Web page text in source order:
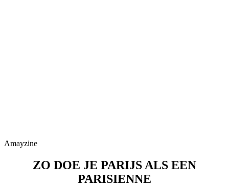
Amayzine
ZO DOE JE PARIJS ALS EEN
PARISIENNE